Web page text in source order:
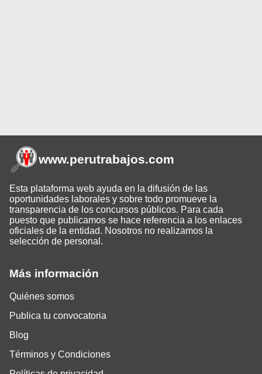
Más información
Quiénes somos
Publica tu convocatoria
Blog
Términos y Condiciones
www.perutrabajos.com
Esta plataforma web ayuda en la difusión de las
oportunidades laborales y sobre todo promueve la
transparencia de los concursos públicos. Para cada
puesto que publicamos se hace referencia a los enlaces
oficiales de la entidad. Nosotros no realizamos la
selección de personal.